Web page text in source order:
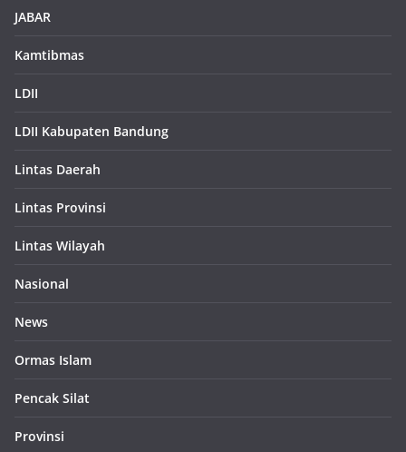
JABAR
Kamtibmas
LDII
LDII Kabupaten Bandung
Lintas Daerah
Lintas Provinsi
Lintas Wilayah
Nasional
News
Ormas Islam
Pencak Silat
Provinsi